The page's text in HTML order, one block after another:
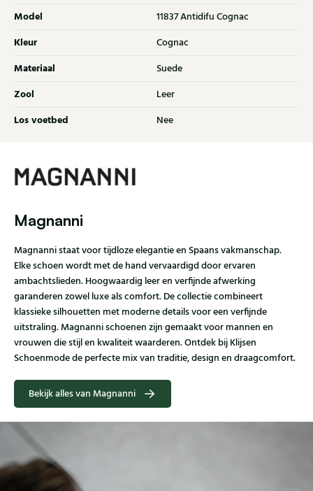
Model 11837 Antidifu Cognac
Kleur Cognac
Materiaal Suede
Zool Leer
Los voetbed Nee
Magnanni
Magnanni staat voor tijdloze elegantie en Spaans vakmanschap.
Elke schoen wordt met de hand vervaardigd door ervaren
ambachtslieden. Hoogwaardig leer en verfijnde afwerking
garanderen zowel luxe als comfort. De collectie combineert
klassieke silhouetten met moderne details voor een verfijnde
uitstraling. Magnanni schoenen zijn gemaakt voor mannen en
vrouwen die stijl en kwaliteit waarderen. Ontdek bij Klijsen
Schoenmode de perfecte mix van traditie, design en draagcomfort.
Bekijk alles van Magnanni